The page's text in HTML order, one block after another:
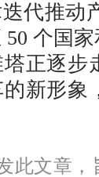
代推动
个国
正逐步
新形象
此文章